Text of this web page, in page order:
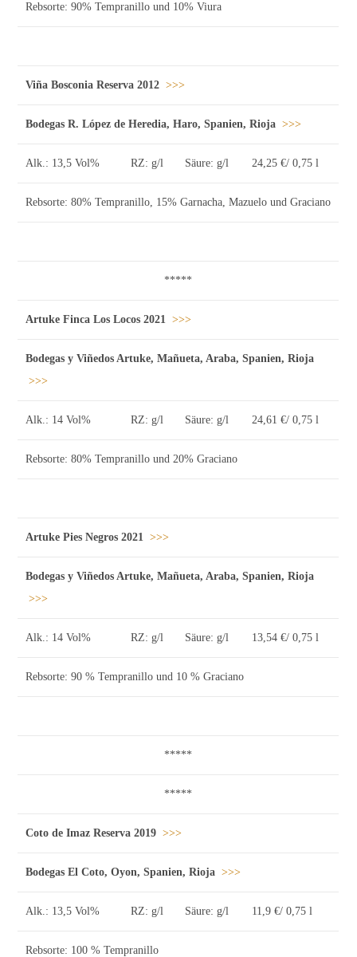
Rebsorte: 90% Tempranillo und 10% Viura
Viña Bosconia Reserva 2012 >>>
Bodegas R. López de Heredia, Haro, Spanien, Rioja >>>
Alk.: 13,5 Vol% RZ: g/l Säure: g/l 24,25 €/ 0,75 l
Rebsorte: 80% Tempranillo, 15% Garnacha, Mazuelo und Graciano
*****
Artuke Finca Los Locos 2021 >>>
Bodegas y Viñedos Artuke, Mañueta, Araba, Spanien, Rioja
>>>
Alk.: 14 Vol% RZ: g/l Säure: g/l 24,61 €/ 0,75 l
Rebsorte: 80% Tempranillo und 20% Graciano
Artuke Pies Negros 2021 >>>
Bodegas y Viñedos Artuke, Mañueta, Araba, Spanien, Rioja
>>>
Alk.: 14 Vol% RZ: g/l Säure: g/l 13,54 €/ 0,75 l
Rebsorte: 90 % Tempranillo und 10 % Graciano
*****
*****
Coto de Imaz Reserva 2019 >>>
Bodegas El Coto, Oyon, Spanien, Rioja >>>
Alk.: 13,5 Vol% RZ: g/l Säure: g/l 11,9 €/ 0,75 l
Rebsorte: 100 % Tempranillo